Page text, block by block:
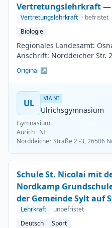
Vertretungslehrkraft —
Vertretungslehrkraft · befristet
Biologie
Regionales Landesamt:
Anschrift: Norddeicher Str.
Original ↗
UL VIA NI
Ulrichsgymnasium
Gymnasium
Aurich · NI
Norddeicher Straße 2 -3, 26506
Schule St. Nicolai mit
Nordkamp
der Gemeinde Sylt auf
Lehrkraft · unbefristet
Deutsch
Sport